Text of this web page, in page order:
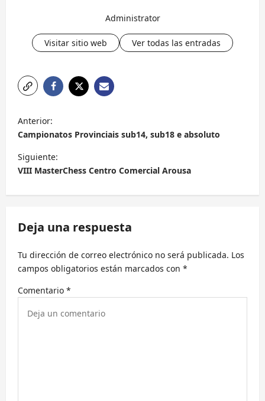
Administrator
Visitar sitio web Ver todas las entradas
a
v
e
c
ó
d
Anterior:
Campionatos Provinciais sub14, sub18 e absoluto
Siguiente:
VIII MasterChess Centro Comercial Arousa
Deja una respuesta
Tu dirección de correo electrónico no será publicada. Los
campos obligatorios están marcados con *
Comentario *